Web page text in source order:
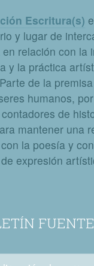
Escritura(s)
y lugar de
relación con la
y la práctica
de la
humanos,
de
mantener una
la poesía y
expresión